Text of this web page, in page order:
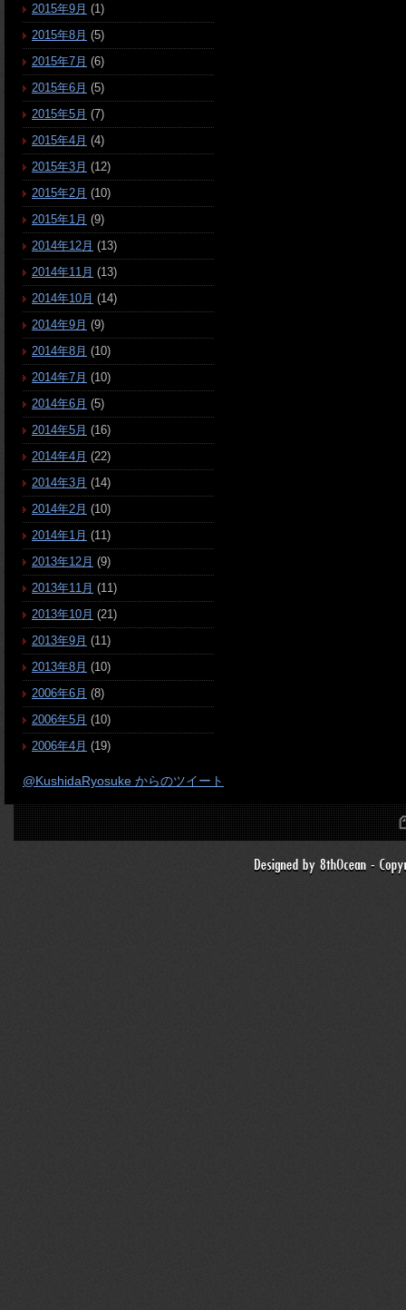
2015年9月 (1)
2015年8月 (5)
2015年7月 (6)
2015年6月 (5)
2015年5月 (7)
2015年4月 (4)
2015年3月 (12)
2015年2月 (10)
2015年1月 (9)
2014年12月 (13)
2014年11月 (13)
2014年10月 (14)
2014年9月 (9)
2014年8月 (10)
2014年7月 (10)
2014年6月 (5)
2014年5月 (16)
2014年4月 (22)
2014年3月 (14)
2014年2月 (10)
2014年1月 (11)
2013年12月 (9)
2013年11月 (11)
2013年10月 (21)
2013年9月 (11)
2013年8月 (10)
2006年6月 (8)
2006年5月 (10)
2006年4月 (19)
@KushidaRyosuke からのツイート